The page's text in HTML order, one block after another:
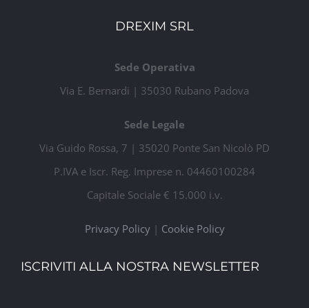
DREXIM SRL
Sede Operativa
Via E. Bernardi | 35030 Rubano Padova
Sede Legale
Via Guido Rossa, 7 | 35020 Ponte San Nicolò PD
P.IVA e Iscr. Reg. Imprese n. 04460100284
Capitale Sociale € 15.000 i.v.
Privacy Policy| Cookie Policy
ISCRIVITI ALLA NOSTRA NEWSLETTER